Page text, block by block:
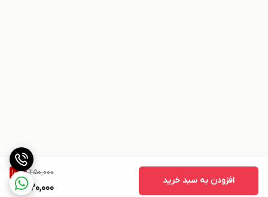
1,250,000
10%
1,120,000
افزودن به سبد خرید